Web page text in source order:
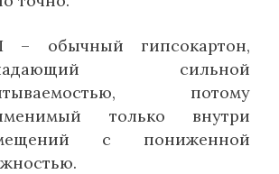
– обычный гипсокартон,
сильной
потому
только внутри
с пониженной